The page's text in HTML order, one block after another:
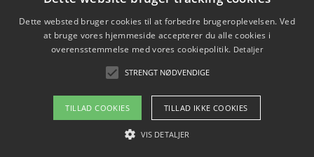
Gør haven til et frirum for familien og naturen
Copyright 2026 - Pilanto Aps
Om / kontakt
Blog Betingelser
Dette websted bruger cookies til at forbedre brugeroplevelsen. Ved
at bruge vores hjemmeside accepterer du alle cookies i
overensstemmelse med vores cookiepolitik. Detaljer
STRENGT NØDVENDIGE
TILLAD COOKIES TILLAD IKKE COOKIES
VIS DETALJER